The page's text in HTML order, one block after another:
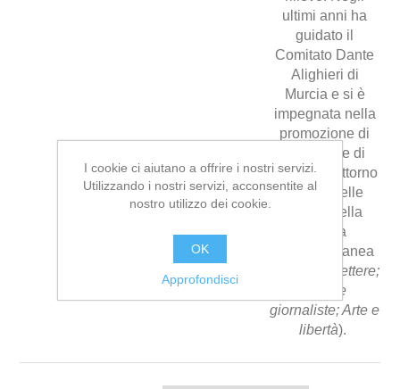
ultimi anni ha
guidato il
Comitato Dante
Alighieri di
Murcia e si è
impegnata nella
promozione di
seminari e di
convegni attorno
il ruolo delle
donne nella
cultura
contemporanea
Donne di lettere;
Donne
giornaliste; Arte e
libertà).
I cookie ci aiutano a offrire i nostri servizi.
Utilizzando i nostri servizi, acconsentite al
nostro utilizzo dei cookie.
OK
Approfondisci